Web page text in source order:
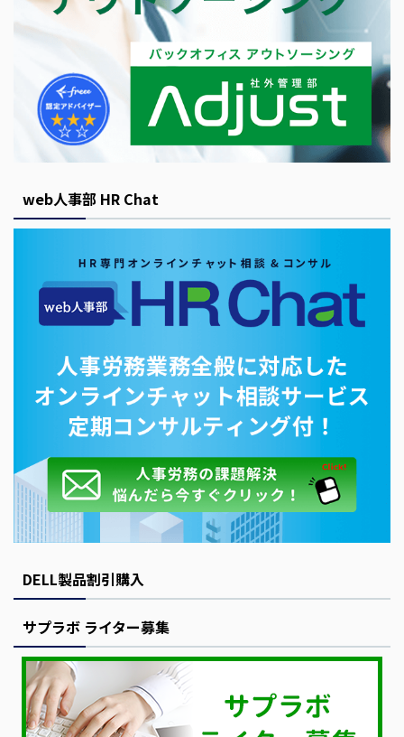
web人事部 HR Chat
DELL製品割引購入
サプラボ ライター募集